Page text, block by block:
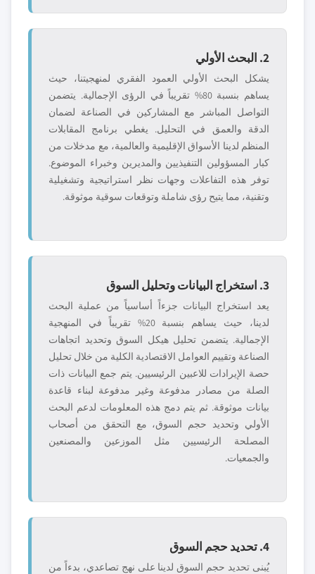
2. البحث الأولي
يشكل البحث الأولي العمود الفقري لمنهجيتنا، حيث
يساهم بنسبة 80% تقريباً في الرؤى الإجمالية. يتضمن
التواصل المباشر مع المشاركين في الصناعة لضمان
الدقة والعمق في التحليل. يغطي برنامج المقابلات
المنظم لدينا الأسواق الإقليمية والعالمية، مع مدخلات من
كبار المسؤولين التنفيذيين والمديرين وخبراء الموضوع.
توفر هذه التفاعلات وجهات نظر استراتيجية وتشغيلية
وتقنية، مما يتيح رؤى شاملة وتوقعات سوقية موثوقة.
3. استخراج البيانات وتحليل السوق
يعد استخراج البيانات جزءاً أساسياً من عملية البحث
لدينا، حيث يساهم بنسبة 20% تقريباً في المنهجية
الإجمالية. يتضمن تحليل هيكل السوق وتحديد اتجاهات
الصناعة وتقييم العوامل الاقتصادية الكلية من خلال تحليل
حصة الإيرادات للاعبين الرئيسيين. يتم جمع البيانات ذات
الصلة من مصادر مدفوعة وغير مدفوعة لبناء قاعدة
بيانات موثوقة. ثم يتم دمج هذه المعلومات لدعم البحث
الأولي وتحديد حجم السوق، مع التحقق من أصحاب
المصلحة الرئيسيين مثل الموزعين والمصنعين
والجمعيات.
4. تحديد حجم السوق
يُبنى تحديد حجم السوق لدينا على نهج تصاعدي، بدءاً من